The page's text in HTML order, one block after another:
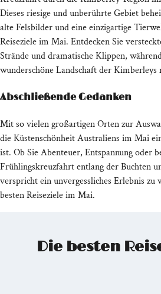
Dieses riesige und unberührte Gebiet
alte Felsbilder und eine einzigartige
Reiseziele im Mai. Entdecken Sie
Strände und dramatische Klippen,
wunderschöne Landschaft der Kimberleys
Abschließende Gedanken
Mit so vielen großartigen Orten zur
die Küstenschönheit Australiens im Mai
ist. Ob Sie Abenteuer, Entspannung oder
Frühlingskreuzfahrt entlang der Buchten
verspricht ein unvergessliches Erlebnis zu
besten Reiseziele im Mai.
Die besten